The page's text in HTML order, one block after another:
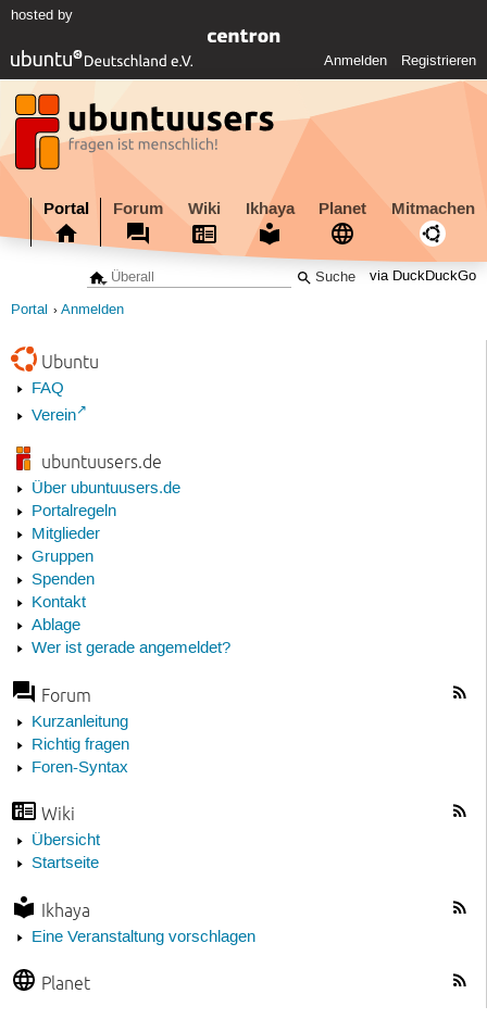
hosted by
Anmelden Registrieren
Portal Forum Wiki Ikhaya Planet Mitmachen
via DuckDuckGo
Portal Anmelden
Ubuntu
FAQ
Verein
ubuntuusers.de
Über ubuntuusers.de
Portalregeln
Mitglieder
Gruppen
Spenden
Kontakt
Ablage
Wer ist gerade angemeldet?
Forum
Kurzanleitung
Richtig fragen
Foren-Syntax
Wiki
Übersicht
Startseite
Ikhaya
Eine Veranstaltung vorschlagen
Planet